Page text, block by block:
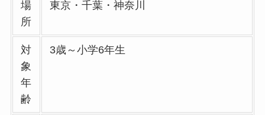
場
所
東京・千葉・神奈川
対
象
年
齢
3歳～小学6年生